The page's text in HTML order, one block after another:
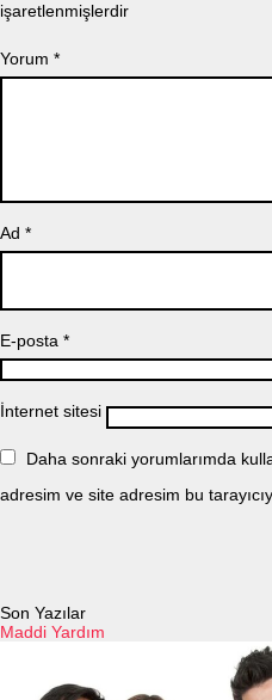
işaretlenmişlerdir
Yorum *
Ad *
E-posta *
İnternet sitesi
Daha sonraki yorumlarımda
adresim ve site adresim bu
Son Yazılar
Maddi Yardım